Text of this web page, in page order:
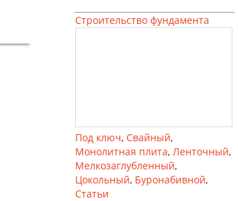
Строительство фундамента
Под ключ, Свайный,
Монолитная плита, Ленточный,
Мелкозаглубленный,
Цокольный, Буронабивной,
Статьи